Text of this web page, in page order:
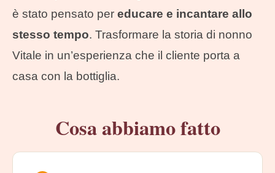
è stato pensato per educare e incantare allo
stesso tempo. Trasformare la storia di nonno
Vitale in un’esperienza che il cliente porta a
casa con la bottiglia.
Cosa abbiamo fatto